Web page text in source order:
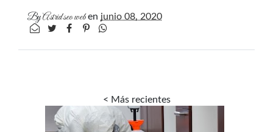
ByAstrid seo weben junio 08, 2020